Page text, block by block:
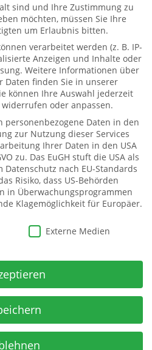
71
Gemeinden
sind und Ihre Zustimmung zu
möchten, müssen Sie Ihre
um Erlaubnis bitten.
verarbeitet werden (z. B. IP-
Anzeigen und Inhalte oder
Weitere Informationen über
Daten finden Sie in unserer
können Ihre Auswahl jederzeit
widerrufen oder anpassen.
personenbezogene Daten in den
zur Nutzung dieser Services
Ihrer Daten in den USA
zu. Das EuGH stuft die USA als
nach EU-Standards
Risiko, dass US-Behörden
in Überwachungsprogrammen
Klagemöglichkeit für Europäer.
Externe Medien